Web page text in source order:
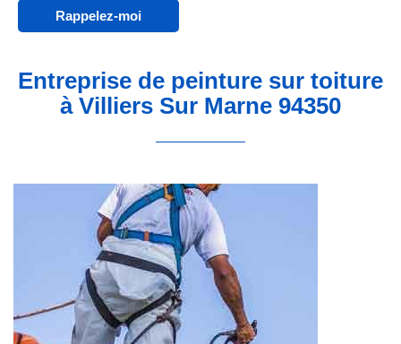
Entreprise de peinture sur toiture
à Villiers Sur Marne 94350